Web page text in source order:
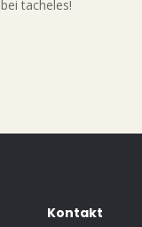
bei tacheles!
Kontakt